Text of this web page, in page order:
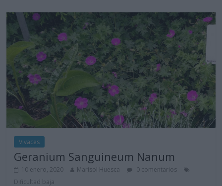
Vivaces
Geranium Sanguineum Nanum
10 enero, 2020 Marisol Huesca
0 comentarios
Dificultad baja